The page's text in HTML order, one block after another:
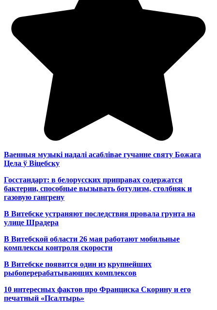
Ваенныя музыкі надалі асаблівае гучанне святу Божага
Цела ў Віцебску
Госстандарт: в белорусских приправах содержатся
бактерии, способные вызывать ботулизм, столбняк и
газовую гангрену
В Витебске устраняют последствия провала грунта на
улице Шрадера
В Витебской области 26 мая работают мобильные
комплексы контроля скорости
В Витебске появится один из крупнейших
рыбоперерабатывающих комплексов
10 интересных фактов про Франциска Скорину и его
печатный «Псалтырь»